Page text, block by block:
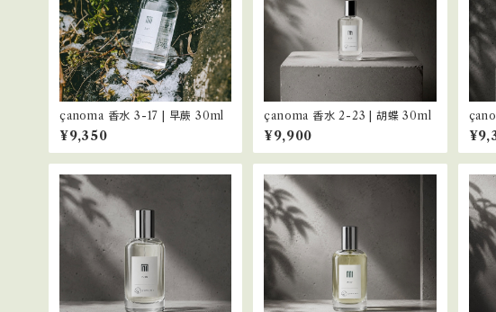
çanoma 香水 3-17 | 早蕨 30ml
¥9,350
çanoma 香水 2-23 | 胡蝶 30ml
¥9,900